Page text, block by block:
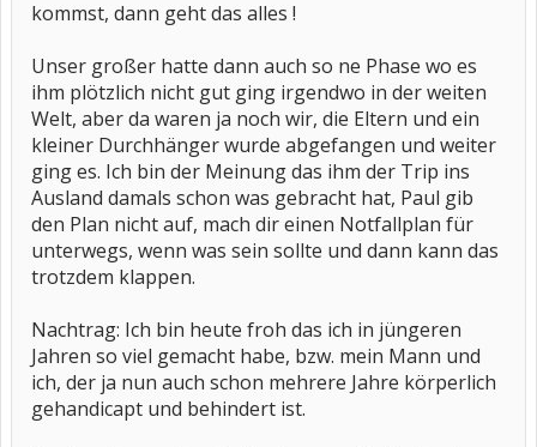
kommst, dann geht das alles !
Unser großer hatte dann auch so ne Phase wo es
ihm plötzlich nicht gut ging irgendwo in der weiten
Welt, aber da waren ja noch wir, die Eltern und ein
kleiner Durchhänger wurde abgefangen und weiter
ging es. Ich bin der Meinung das ihm der Trip ins
Ausland damals schon was gebracht hat, Paul gib
den Plan nicht auf, mach dir einen Notfallplan für
unterwegs, wenn was sein sollte und dann kann das
trotzdem klappen.
Nachtrag: Ich bin heute froh das ich in jüngeren
Jahren so viel gemacht habe, bzw. mein Mann und
ich, der ja nun auch schon mehrere Jahre körperlich
gehandicapt und behindert ist.